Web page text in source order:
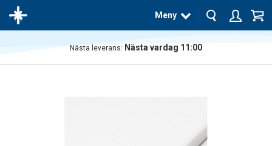
Meny
Nästa leverans: Nästa vardag 11:00